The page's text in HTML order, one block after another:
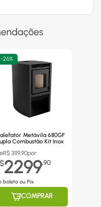
-26%
Metávila 680GF
Combustão Kit Inox
R$ 3119,90por
2299,90
boleto ou Pix
COMPRAR